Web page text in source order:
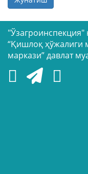
“Қишлоқ ҳўжалиги
маркази” давлат